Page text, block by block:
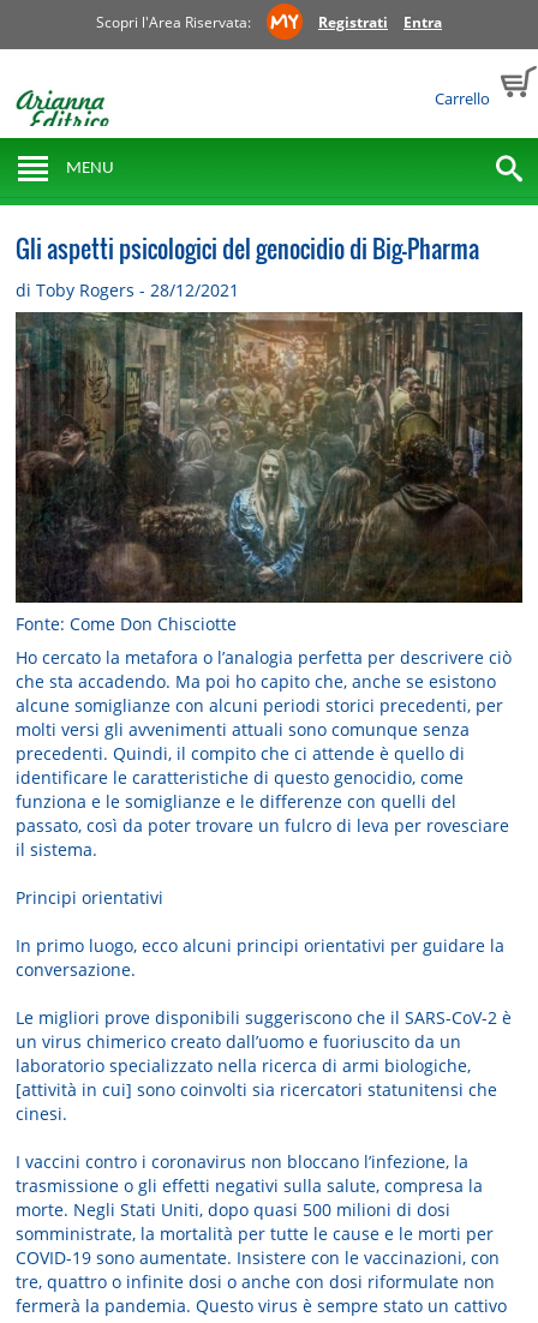
Scopri l'Area Riservata: Registrati Entra
Carrello
MENU
Gli aspetti psicologici del genocidio di Big-Pharma
di Toby Rogers - 28/12/2021
Fonte: Come Don Chisciotte
Ho cercato la metafora o l’analogia perfetta per descrivere ciò
che sta accadendo. Ma poi ho capito che, anche se esistono
alcune somiglianze con alcuni periodi storici precedenti, per
molti versi gli avvenimenti attuali sono comunque senza
precedenti. Quindi, il compito che ci attende è quello di
identificare le caratteristiche di questo genocidio, come
funziona e le somiglianze e le differenze con quelli del
passato, così da poter trovare un fulcro di leva per rovesciare
il sistema.
Principi orientativi
In primo luogo, ecco alcuni principi orientativi per guidare la
conversazione.
Le migliori prove disponibili suggeriscono che il SARS-CoV-2 è
un virus chimerico creato dall’uomo e fuoriuscito da un
laboratorio specializzato nella ricerca di armi biologiche,
[attività in cui] sono coinvolti sia ricercatori statunitensi che
cinesi.
I vaccini contro i coronavirus non bloccano l’infezione, la
trasmissione o gli effetti negativi sulla salute, compresa la
morte. Negli Stati Uniti, dopo quasi 500 milioni di dosi
somministrate, la mortalità per tutte le cause e le morti per
COVID-19 sono aumentate. Insistere con le vaccinazioni, con
tre, quattro o infinite dosi o anche con dosi riformulate non
fermerà la pandemia. Questo virus è sempre stato un cattivo